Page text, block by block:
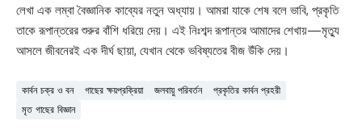
লেখা এক লম্বা বৈজ্ঞানিক কাব্যের নতুন অধ্যায়। আমরা যাকে শেষ বলে ভাবি, প্রকৃতি
তাকে রূপান্তরের শুরুর বাঁশি ধরিয়ে দেয়। এই নিঃশব্দ রূপান্তর আমাদের শেখায়—মৃত্যু
আসলে জীবনেরই এক দীর্ঘ ছায়া, যেখান থেকে ভবিষ্যতের বীজ উঁকি দেয়।
কার্বন চক্র ও বন গাছের ক্ষয়প্রক্রিয়া জলবায়ু পরিবর্তন
প্রকৃতির কার্বন প্রহরী
মৃত গাছের বিজ্ঞান